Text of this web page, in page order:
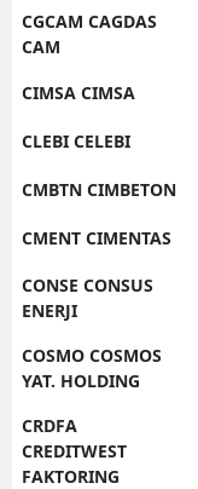
CGCAM CAGDAS
CAM
CIMSA CIMSA
CLEBI CELEBI
CMBTN CIMBETON
CMENT CIMENTAS
CONSE CONSUS
ENERJI
COSMO COSMOS
YAT. HOLDING
CRDFA
CREDITWEST
FAKTORING